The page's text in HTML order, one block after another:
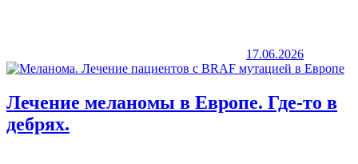
17.06.2026
Лечение меланомы в Европе. Где-то в
дебрях.